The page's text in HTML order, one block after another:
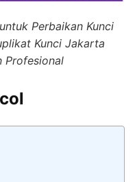
Perbaikan Kunci
Kunci Jakarta
Profesional